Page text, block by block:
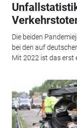
Die beiden
bei den auf
Mit 2022 ist das erst